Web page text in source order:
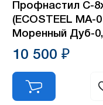
Профнастил С-
(ECOSTEEL MA-
Моренный Дуб-
10 500 ₽